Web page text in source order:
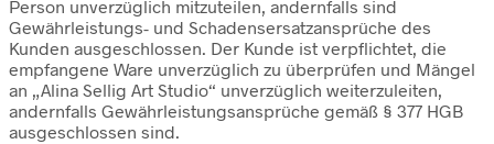
Person unverzüglich mitzuteilen, andernfalls sind
Gewährleistungs- und Schadensersatzansprüche des
Kunden ausgeschlossen. Der Kunde ist verpflichtet, die
empfangene Ware unverzüglich zu überprüfen und Mängel
an „Alina Sellig Art Studio“ unverzüglich weiterzuleiten,
andernfalls Gewährleistungsansprüche gemäß § 377 HGB
ausgeschlossen sind.